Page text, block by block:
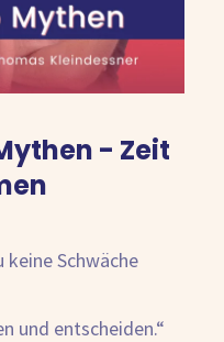
- Zeit
Schwäche
und entscheiden.“